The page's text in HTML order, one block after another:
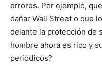
errores. Por ejemplo,
dañar Wall Street o que
delante la protección de
hombre ahora es rico y
periódicos?